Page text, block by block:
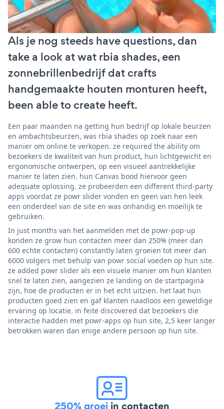
Als je nog steeds have questions, dan
take a look at wat rbia shades, een
zonnebrillenbedrijf dat crafts
handgemaakte houten monturen heeft,
been able to create heeft.
Een paar maanden na getting hun bedrijf op lokale beurzen
en ambachtsbeurzen, was rbia shades op zoek naar een
manier om online te verkopen. ze required the ability om
bezoekers de kwaliteit van hun product, hun lichtgewicht en
ergonomische ontwerpen, op een visueel aantrekkelijke
manier te laten zien. hun Canvas bood hiervoor geen
adequate oplossing. ze probeerden een different third-party
apps voordat ze powr slider vonden en geen van hen leek
een onderdeel van de site en was onhandig en moeilijk te
gebruiken.
In just months van het aanmelden met de powr-pop-up
konden ze grow hun contacten meer dan 250% (meer dan
600 echte contacten) constantly laten groeien tot meer dan
6000 volgers met behulp van powr social voeden op hun site.
ze added powr slider als een visuele manier om hun klanten
snel te laten zien, aangezien ze landing on de startpagina
zijn, hoe de producten er in het echt uitzien. het laat hun
producten goed zien en gaf klanten naadloos een geweldige
ervaring op locatie. in feite discovered dat bezoekers die
interactie hadden met powr-apps op hun site, 2,5 keer langer
betrokken waren dan enige andere persoon op hun site.
250% groei in contacten